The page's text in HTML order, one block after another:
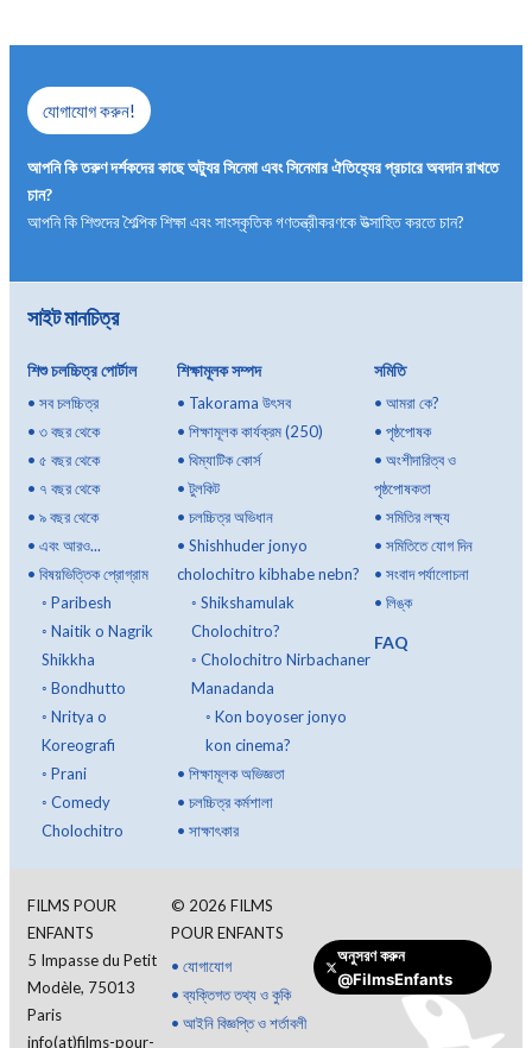
যোগাযোগ করুন!
আপনি কি তরুণ দর্শকদের কাছে অট্যুর সিনেমা এবং সিনেমার ঐতিহ্যের প্রচারে অবদান রাখতে
চান?
আপনি কি শিশুদের শৈল্পিক শিক্ষা এবং সাংস্কৃতিক গণতন্ত্রীকরণকে উত্সাহিত করতে চান?
সাইট মানচিত্র
শিশু চলচ্চিত্র পোর্টাল
• সব চলচ্চিত্র
• ৩ বছর থেকে
• ৫ বছর থেকে
• ৭ বছর থেকে
• ৯ বছর থেকে
• এবং আরও...
• বিষয়ভিত্তিক প্রোগ্রাম
◦ Paribesh
◦ Naitik o Nagrik
Shikkha
◦ Bondhutto
◦ Nritya o
Koreografi
◦ Prani
◦ Comedy
Cholochitro
শিক্ষামূলক সম্পদ
• Takorama উৎসব
• শিক্ষামূলক কার্যক্রম (250)
• থিম্যাটিক কোর্স
•টুলকিট
• চলচ্চিত্র অভিধান
• Shishhuder jonyo
cholochitro kibhabe nebn?
◦ Shikshamulak
Cholochitro?
◦ Cholochitro Nirbachaner
Manadanda
◦ Kon boyoser jonyo
kon cinema?
• শিক্ষামূলক অভিজ্ঞতা
• চলচ্চিত্র কর্মশালা
• সাক্ষাৎকার
সমিতি
•আমরা কে?
•পৃষ্ঠপোষক
•অংশীদারিত্ব ও
পৃষ্ঠপোষকতা
•সমিতির লক্ষ্য
•সমিতিতে যোগ দিন
•সংবাদ পর্যালোচনা
•লিঙ্ক
FAQ
FILMS POUR
ENFANTS
5 Impasse du Petit
Modèle, 75013
Paris
info(at)films-pour-
© 2026 FILMS
POUR ENFANTS
• যোগাযোগ
•ব্যক্তিগত তথ্য ও কুকি
• আইনি বিজ্ঞপ্তি ও শর্তাবলী
অনুসরণ করুন
@FilmsEnfants